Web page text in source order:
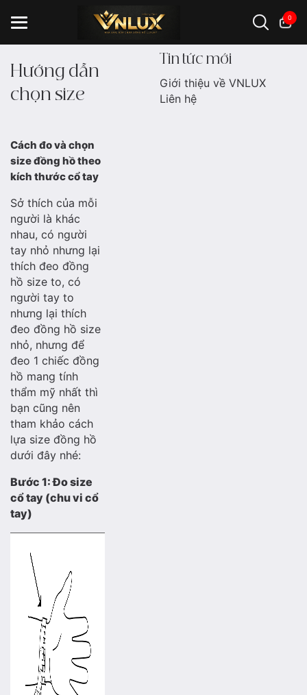
0
Đồng hồ casio đồng hồ G-Shock đồng hồ Orient
Hướng dẫn
chọn size
Cách đo và chọn
size đồng hồ theo
kích thước cổ tay
Sở thích của mỗi
người là khác
nhau, có người
tay nhỏ nhưng lại
thích đeo đồng
hồ size to, có
người tay to
nhưng lại thích
đeo đồng hồ size
nhỏ, nhưng để
đeo 1 chiếc đồng
hồ mang tính
thẩm mỹ nhất thì
bạn cũng nên
tham khảo cách
lựa size đồng hồ
dưới đây nhé:
Bước 1: Đo size
cổ tay (chu vi cổ
tay)
Tin tức mới
Giới thiệu về VNLUX
Liên hệ